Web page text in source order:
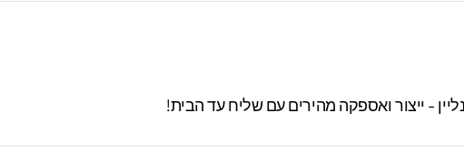
- ייצור ואספקה מהירים עם שליח עד הבית!